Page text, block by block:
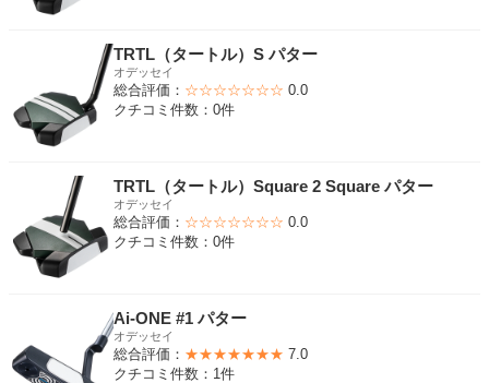
TRTL（タートル）S パター
オデッセイ
総合評価： ☆☆☆☆☆☆☆ 0.0
クチコミ件数：0件
TRTL（タートル）Square 2 Square パター
オデッセイ
総合評価： ☆☆☆☆☆☆☆ 0.0
クチコミ件数：0件
Ai-ONE #1 パター
オデッセイ
総合評価： ★★★★★★★ 7.0
クチコミ件数：1件